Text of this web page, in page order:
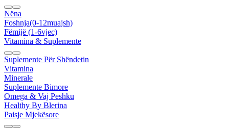
Nëna
Foshnja(0-12muajsh)
Fëmijë (1-6vjec)
Vitamina & Suplemente
Suplemente Për Shëndetin
Vitamina
Minerale
Suplemente Bimore
Omega & Vaj Peshku
Healthy By Blerina
Paisje Mjekësore